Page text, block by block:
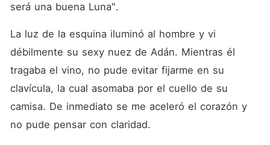
será una buena Luna".
La luz de la esquina iluminó al hombre y vi
débilmente su sexy nuez de Adán. Mientras él
tragaba el vino, no pude evitar fijarme en su
clavícula, la cual asomaba por el cuello de su
camisa. De inmediato se me aceleró el corazón y
no pude pensar con claridad.